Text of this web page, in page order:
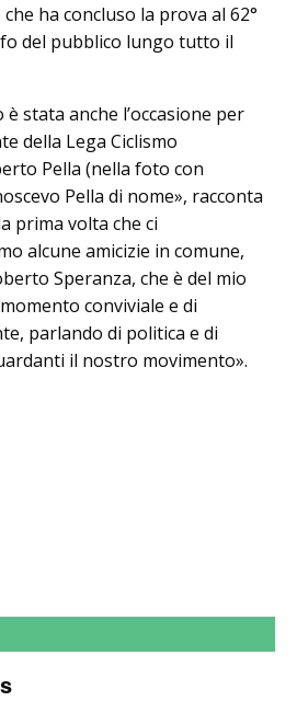
ha concluso la prova al 62°
del pubblico lungo tutto il
è stata anche l’occasione per
della Lega Ciclismo
Pella (nella foto con
Pella di nome», racconta
prima volta che ci
alcune amicizie in comune,
Speranza, che è del mio
conviviale e di
parlando di politica e di
il nostro movimento».